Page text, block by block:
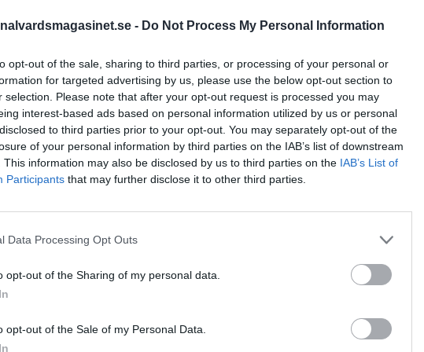
- Do Not Process My Personal Information
opt-out of the sale, sharing to third parties, or processing of your personal or
for targeted advertising by us, please use the below opt-out section to
selection. Please note that after your opt-out request is processed you may
interest-based ads based on personal information utilized by us or personal
to third parties prior to your opt-out. You may separately opt-out of the
of your personal information by third parties on the IAB’s list of downstream
This information may also be disclosed by us to third parties on the IAB’s List of
Participants that may further disclose it to other third parties.
Data Processing Opt Outs
opt-out of the Sharing of my personal data.
opt-out of the Sale of my Personal Data.
i modern tid. Men
Stöd Kriminalvårdsmagasinets bevakning av
Kriminalvården
PRENUMERERA PÅ
KRIMINALVÅRDSMAGASINETS
NYHETSBREV
ÄMNESORD
Anstalten Johannesberg